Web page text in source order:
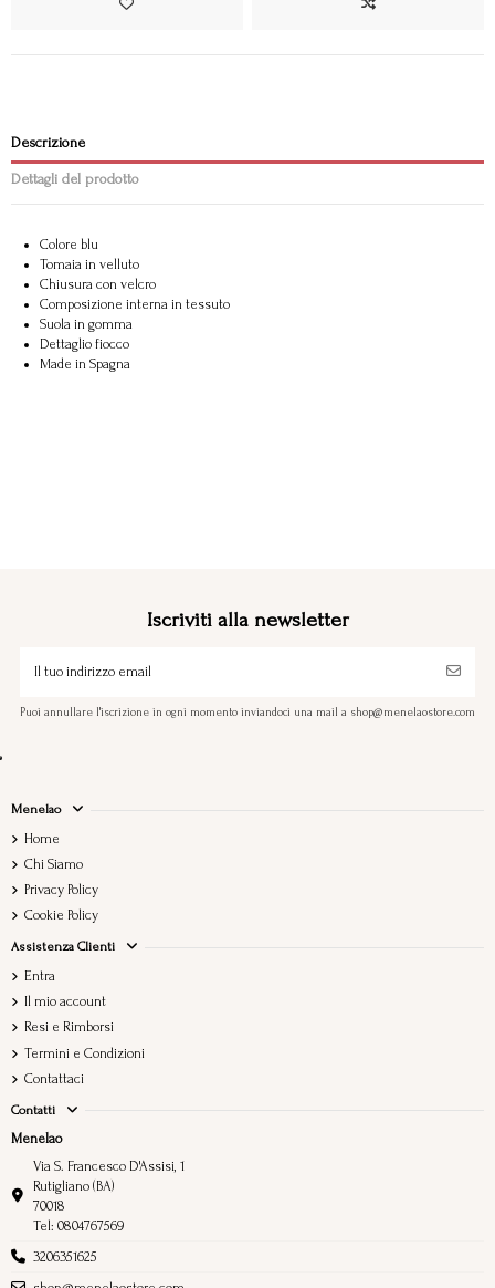
Descrizione
Dettagli del prodotto
Colore blu
Tomaia in velluto
Chiusura con velcro
Composizione interna in tessuto
Suola in gomma
Dettaglio fiocco
Made in Spagna
Iscriviti alla newsletter
Puoi annullare l'iscrizione in ogni momento inviandoci una mail a shop@menelaostore.com
Menelao
Home
Chi Siamo
Privacy Policy
Cookie Policy
Assistenza Clienti
Entra
Il mio account
Resi e Rimborsi
Termini e Condizioni
Contattaci
Contatti
Menelao
Via S. Francesco D'Assisi, 1
Rutigliano (BA)
70018
Tel: 0804767569
3206351625